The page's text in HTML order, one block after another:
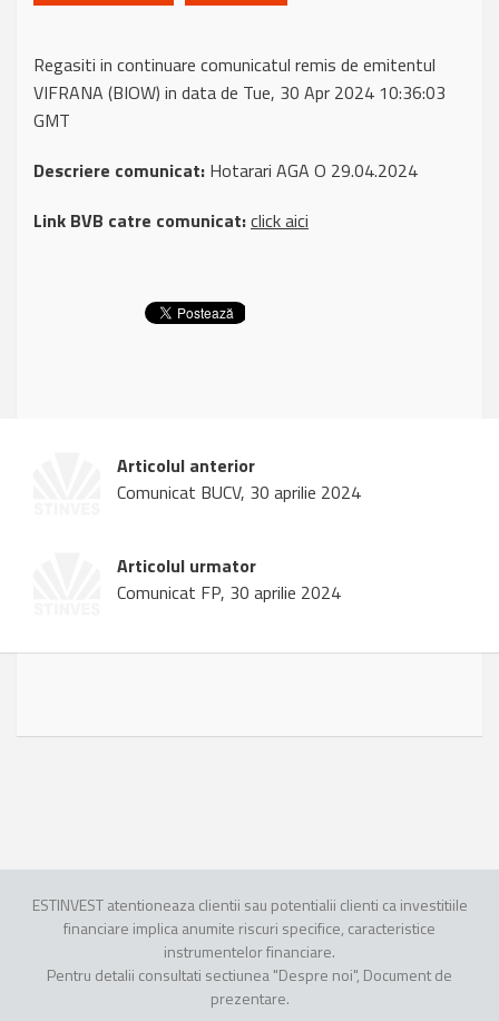
Regasiti in continuare comunicatul remis de emitentul
VIFRANA (BIOW) in data de Tue, 30 Apr 2024 10:36:03
GMT
Descriere comunicat: Hotarari AGA O 29.04.2024
Link BVB catre comunicat:click aici
Articolul anterior
Comunicat BUCV, 30 aprilie 2024
Articolul urmator
Comunicat FP, 30 aprilie 2024
ESTINVEST atentioneaza clientii sau potentialii clienti ca investitiile
financiare implica anumite riscuri specifice, caracteristice
instrumentelor financiare.
Pentru detalii consultati sectiunea "Despre noi", Document de
prezentare.